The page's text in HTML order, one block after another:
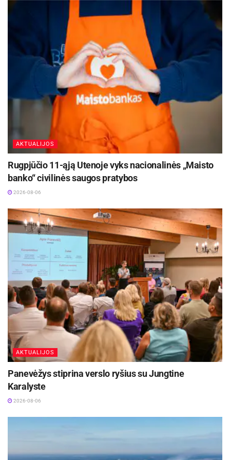
pavojingas senesnių pastatų konstrukcijoms.
Tokiais atvejais nuostoliai gali siekti dešimtis
tūkstančių eurų. Tačiau tai toli gražu ne vienintelė
problema – dėl gausaus sniego gali susidaryti ir
pavojingos sniego nuošliaužos, keliančios
pavojų turtui, sveikatai ir gyvybei.
Aktualios naujienos
Kviečiama dalyvauti visoje Lietuvoje
vykstančiame konkurse „Tvari Lietuva“
2026-08-07
Kėdainių Senamiesčio progimnazija ruošiasi
svarbiems pokyčiams
„Jeigu sniego pašalinti nepavyksta,
būtina pažymėti ar aptverti pavojingą
teritoriją. Nuo stogų valant sniegą, taip
pat reikėtų laikytis saugumo
reikalavimų – aptverti teritoriją, kad
krintantis sniegas nesužalotų praeivių“,
– primena M. Balinskas, „Compensa
Vienna Insurance Group“ žalų
departamento vadovas.
Kaip pasirūpinti automobiliu?
Esant gausiam snygiui, automobilius
rekomenduojama statyti toliau nuo medžių,
elektros linijų ir pastatų stogų. Esant dideliam
apledėja, dėl šios priežasties gali neatlaikyti
šalia esančių automobilių.
AKTUALIJOS
Rugpjūčio 11-ąją Utenoje vyks nacionalinės „Maisto
banko“ civilinės saugos pratybos
2026-08-06
AKTUALIJOS
Panevėžys stiprina verslo ryšius su Jungtine
Karalyste
2026-08-06